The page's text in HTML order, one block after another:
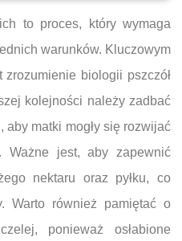
to proces, który wymaga
warunków. Kluczowym
biologii pszczół
kolejności należy zadbać
matki mogły się rozwijać
Ważne jest, aby zapewnić
nektaru oraz pyłku, co
Warto również pamiętać o
ponieważ osłabione